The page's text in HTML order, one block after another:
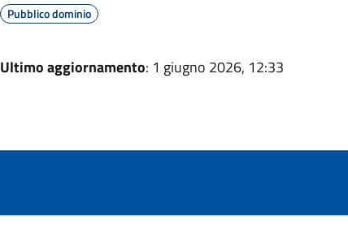
Pubblico dominio
Ultimo aggiornamento: 1 giugno 2026, 12:33